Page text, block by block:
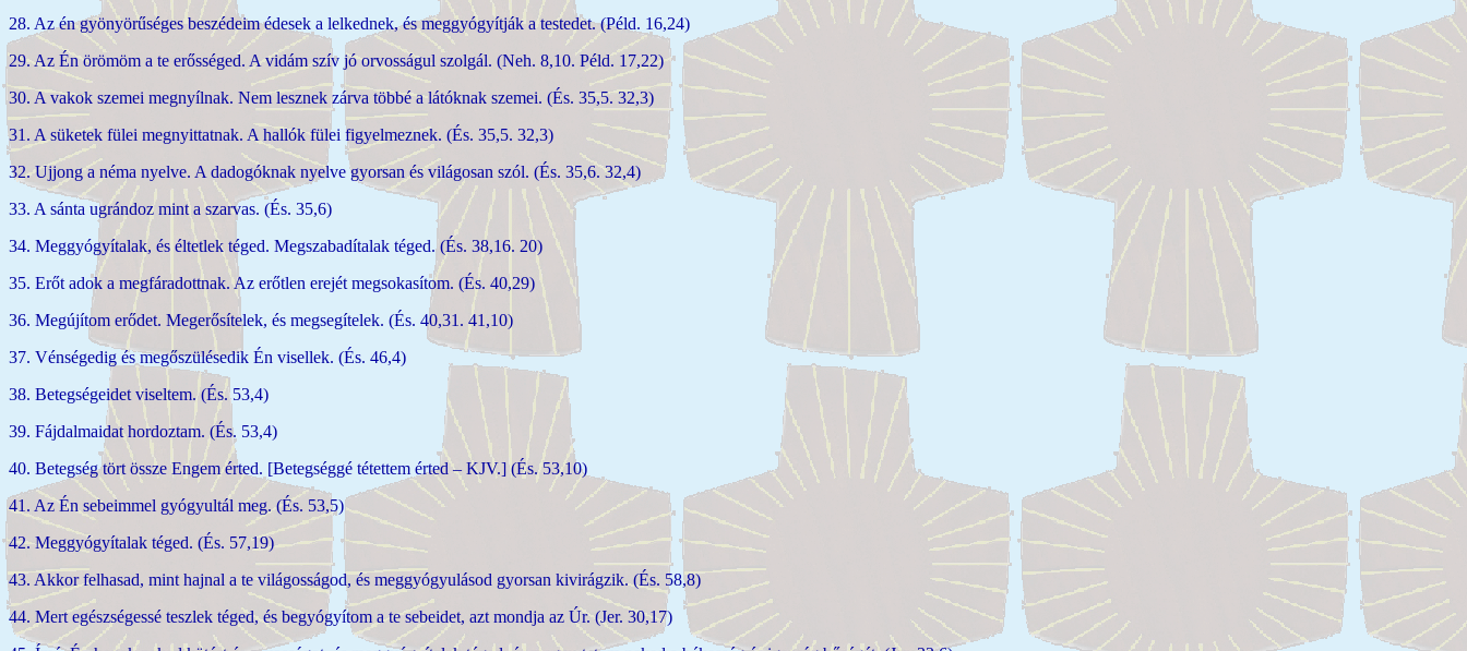
28. Az én gyönyörűséges beszédeim édesek a lelkednek, és meggyógyítják a testedet. (Péld. 16,24)
29. Az Én örömöm a te erősséged. A vidám szív jó orvosságul szolgál. (Neh. 8,10. Péld. 17,22)
30. A vakok szemei megnyílnak. Nem lesznek zárva többé a látóknak szemei. (És. 35,5. 32,3)
31. A süketek fülei megnyittatnak. A hallók fülei figyelmeznek. (És. 35,5. 32,3)
32. Ujjong a néma nyelve. A dadogóknak nyelve gyorsan és világosan szól. (És. 35,6. 32,4)
33. A sánta ugrándoz mint a szarvas. (És. 35,6)
34. Meggyógyítalak, és éltetlek téged. Megszabadítalak téged. (És. 38,16. 20)
35. Erőt adok a megfáradottnak. Az erőtlen erejét megsokasítom. (És. 40,29)
36. Megújítom erődet. Megerősítelek, és megsegítelek. (És. 40,31. 41,10)
37. Vénségedig és megőszülésedik Én visellek. (És. 46,4)
38. Betegségeidet viseltem. (És. 53,4)
39. Fájdalmaidat hordoztam. (És. 53,4)
40. Betegség tört össze Engem érted. [Betegséggé tétettem érted – KJV.] (És. 53,10)
41. Az Én sebeimmel gyógyultál meg. (És. 53,5)
42. Meggyógyítalak téged. (És. 57,19)
43. Akkor felhasad, mint hajnal a te világosságod, és meggyógyulásod gyorsan kivirágzik. (És. 58,8)
44. Mert egészségessé teszlek téged, és begyógyítom a te sebeidet, azt mondja az Úr. (Jer. 30,17)